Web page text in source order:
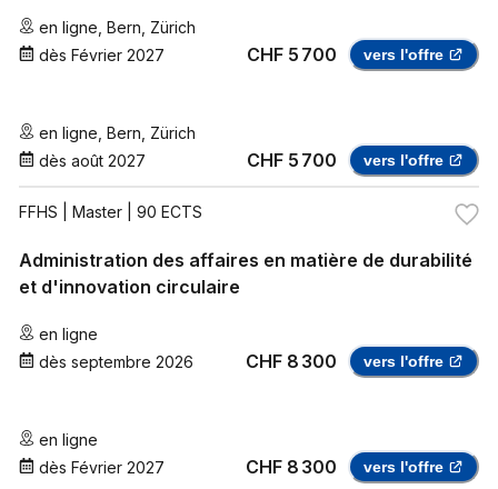
en ligne Bern Zürich
dès Février 2027 CHF 5 700 vers l'offre
en ligne Bern Zürich
dès août 2027 CHF 5 700 vers l'offre
FFHS | Master | 90 ECTS
Administration des affaires en matière de durabilité
et d'innovation circulaire
en ligne
dès septembre 2026 CHF 8 300 vers l'offre
en ligne
dès Février 2027 CHF 8 300 vers l'offre